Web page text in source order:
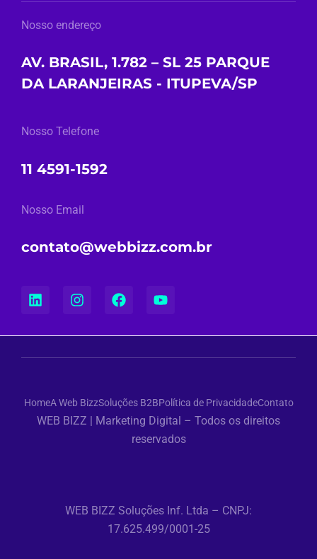
Nosso endereço
AV. BRASIL, 1.782 – SL 25 PARQUE
DA LARANJEIRAS - ITUPEVA/SP
Nosso Telefone
11 4591-1592
Nosso Email
contato@webbizz.com.br
HomeA Web BizzSoluções B2BPolítica de PrivacidadeContato
WEB BIZZ | Marketing Digital – Todos os direitos
reservados
WEB BIZZ Soluções Inf. Ltda – CNPJ:
17.625.499/0001-25